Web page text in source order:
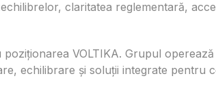
claritatea reglementară,
VOLTIKA. Grupul
echilibrare și soluții integrate pentru